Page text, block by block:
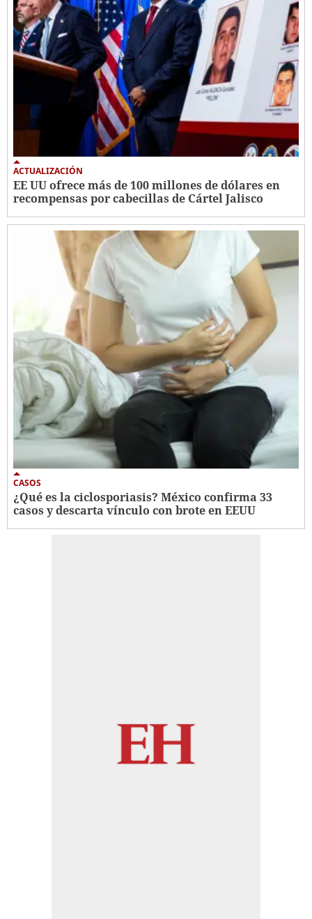
ACTUALIZACIÓN
EE UU ofrece más de 100 millones de dólares en
recompensas por cabecillas de Cártel Jalisco
CASOS
¿Qué es la ciclosporiasis? México confirma 33
casos y descarta vínculo con brote en EEUU